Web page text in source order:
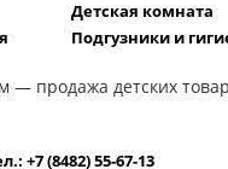
Детская комната
Подгузники и
— продажа детских
+7 (8482) 55-67-13